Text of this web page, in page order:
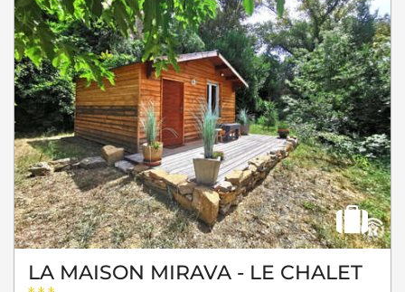
LA MAISON MIRAVA - LE CHALET